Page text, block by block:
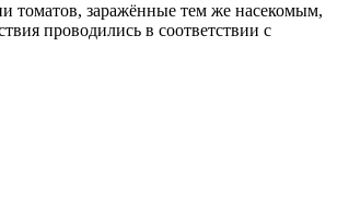
томатов, заражённые тем же насекомым,
проводились в соответствии с